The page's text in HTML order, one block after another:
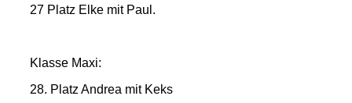
27 Platz Elke mit Paul.
Klasse Maxi:
28. Platz Andrea mit Keks